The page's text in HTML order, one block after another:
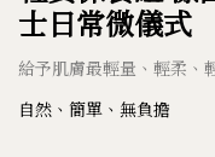
士日常微儀式
給予肌膚最輕量、輕柔、
自然、簡單、無負擔